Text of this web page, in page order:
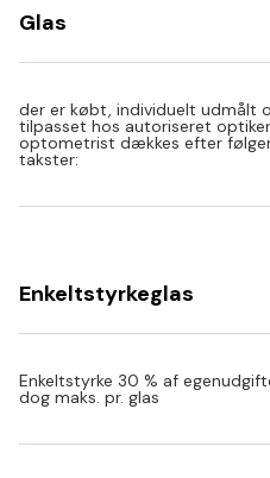
Glas
der er købt, individuelt udmålt
tilpasset hos autoriseret
optometrist dækkes efter
takster:
Enkeltstyrkeglas
Enkeltstyrke 30 % af
dog maks. pr. glas